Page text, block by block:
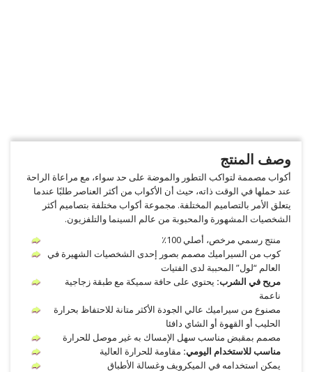
وصف المنتج
أكواب مصممة لتواكب التطور والموضة على حد سواء، مع مراعاة الراحة
عند حملها في الوقت ذاته، حيث أن الأكواب من أكثر العناصر طلبًا عندما
يتعلق الأمر بالتصاميم المختلفة. مجموعة أكواب مختلفة بتصاميم أكثر
الشخصيات المشهورة والمحبوبة من عالم السينما والتلفزيون.
منتج رسمي مرخص، أصلي 100٪
كوب من السيراميك مصمم بصور إحدى الشخصيات الشهيرة في
العالم “لول” المحببة لدى الفتيات
مريح في الشرب: يحتوي على حافة سميكة مع طبقة زجاجية
ناعمة
مصنوع من سيراميك عالي الجودة الأكثر متانة للاحتفاظ بحرارة
الحليب أو القهوة أو الشاي دافئا
مصمم بمقبض مناسب سهل الإمساك به غير موصل للحرارة
مناسب للاستخدام اليومي: مقاومة للحرارة العالية
يمكن استخدامه في الميكرويف وغسالة الأطباق